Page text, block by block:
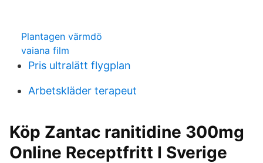
Plantagen värmdö
vaiana film
Pris ultralätt flygplan
Arbetskläder terapeut
Köp Zantac ranitidine 300mg
Online Receptfritt I Sverige